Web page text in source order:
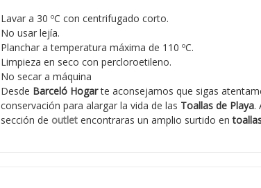
Lavar a 30 ºC con centrifugado corto.
No usar lejía.
Planchar a temperatura máxima de 110 ºC.
Limpieza en seco con percloroetileno.
No secar a máquina
Desde Barceló Hogarte aconsejamos que sigas
conservación para alargar la vida de las Toallas de Playa.
sección de outlet encontraras un amplio surtido en